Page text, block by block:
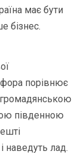
має бути
бізнес.
порівнює
південною
наведуть лад.